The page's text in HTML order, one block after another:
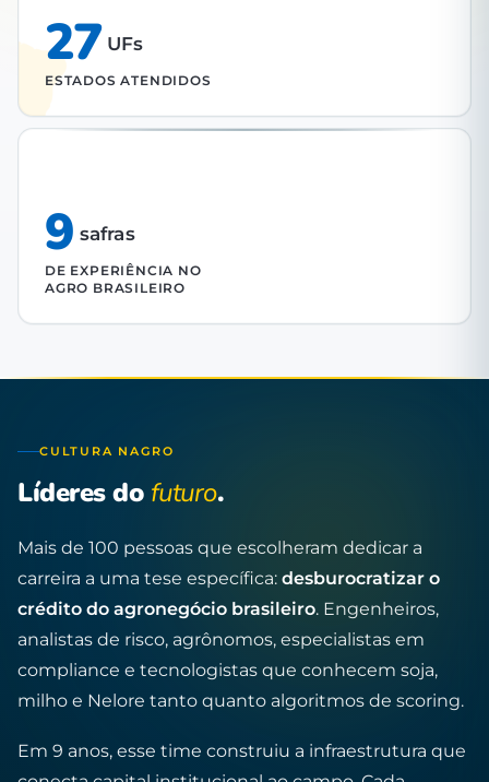
27 UFs
ESTADOS ATENDIDOS
9 safras
DE EXPERIÊNCIA NO
AGRO BRASILEIRO
CULTURA NAGRO
Líderes do futuro.
Mais de 100 pessoas que escolheram dedicar a
carreira a uma tese específica: desburocratizar o
crédito do agronegócio brasileiro. Engenheiros,
analistas de risco, agrônomos, especialistas em
compliance e tecnologistas que conhecem soja,
milho e Nelore tanto quanto algoritmos de scoring.
Em 9 anos, esse time construiu a infraestrutura que